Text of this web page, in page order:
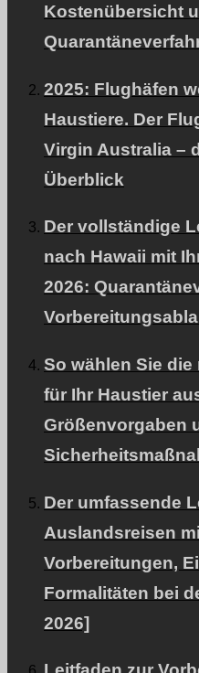
Kostenübersicht
2025: Flughäfen
Haustiere. Der
Virgin Australia –
Überblick
Der vollständige
nach Hawaii mit
2026:
So wählen Sie
für Ihr Haustier
Größenvorgaben
Der umfassende
Auslandsreisen
Vorbereitungen,
Formalitäten bei
2026]
von Heimtieren
RECRUIT
Profil des Unternehmens
Anfrage
Allianzpartner gesucht
FÜR INTERNATIONALE
Firmenkunden und VIP-
© PetAirJPN